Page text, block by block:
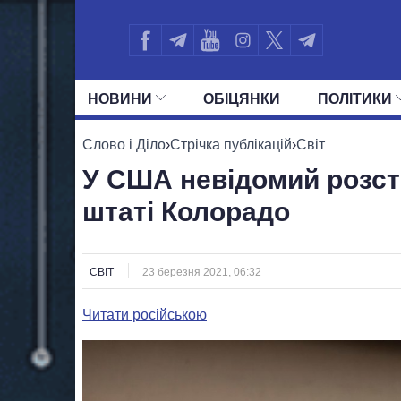
НОВИНИ ОБIЦЯНКИ ПОЛIТИКИ
УСІ ПОЛІТИКИ ПРЕЗИДЕНТ І ОФІС
Слово і Діло›Стрічка публікацій›Світ
У США невідомий
штаті Колорадо
СВІТ 23 березня 2021, 06:32
Читати російською